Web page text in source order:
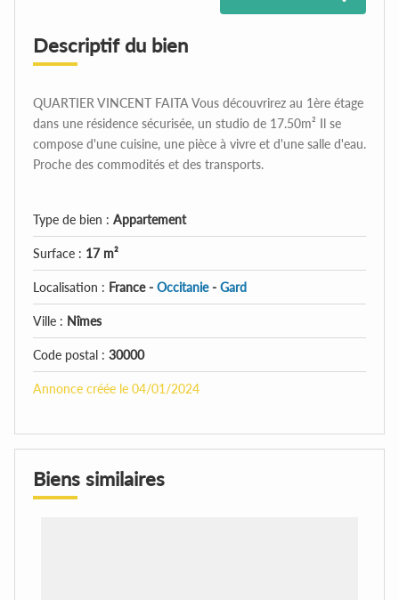
Descriptif du bien
QUARTIER VINCENT FAITA Vous découvrirez au 1ère étage
dans une résidence sécurisée, un studio de 17.50m² Il se
compose d'une cuisine, une pièce à vivre et d'une salle d'eau.
Proche des commodités et des transports.
Type de bien : Appartement
Surface : 17 m²
Localisation : France - Occitanie- Gard
Ville : Nîmes
Code postal : 30000
Annonce créée le 04/01/2024
Biens similaires